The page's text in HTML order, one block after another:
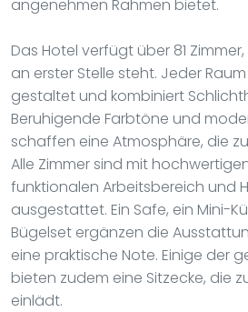
angenehmen Rahmen bietet.
Das Hotel verfügt über 81
an erster Stelle steht. Jeder
gestaltet und kombiniert
Beruhigende Farbtöne und
schaffen eine Atmosphäre, die
Alle Zimmer sind mit
funktionalen Arbeitsbereich und
ausgestattet. Ein Safe, ein Mini-
Bügelset ergänzen die
eine praktische Note. Einige der
bieten zudem eine Sitzecke, die
einlädt.